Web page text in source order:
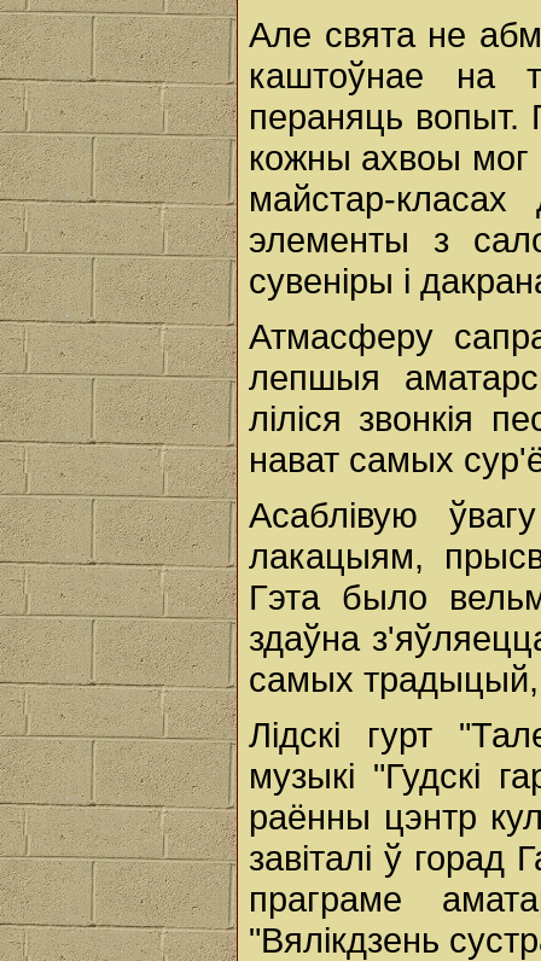
Але свята не
каштоўнае на
пераняць вопыт.
кожны ахвоы мог
майстар-
элементы з
сувеніры і
Атмасферу
лепшыя
ліліся звонкія
нават самых
Асаблівую
лакацыям,
Гэта было
здаўна
самых традыцый,
Лідскі гурт
музыкі "Гудскі
раённы цэнтр
завіталі ў горад
праграме
"Вялікдзень